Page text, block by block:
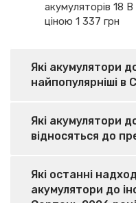
акумуляторів 18
ціною 1 337 грн
Які акумулятори
найпопулярніші в
Які акумулятори
відносяться до
Які останні
акумулятори до